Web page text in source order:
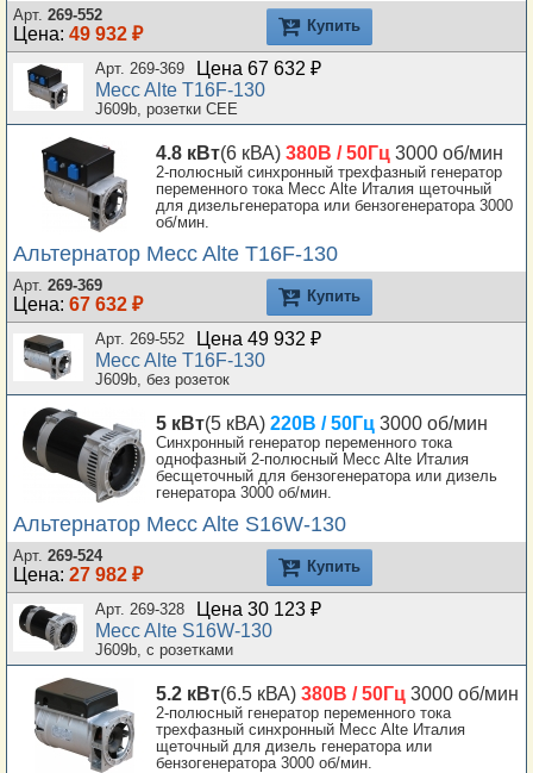
Арт. 269-552
Цена: 49 932 ₽ Купить
Арт. 269-369
Цена 67 632 ₽
Mecc Alte T16F-130
J609b, розетки CEE
4.8 кВт(6 кВА) 380В / 50Гц 3000 об/мин
2-полюсный синхронный трехфазный генератор
переменного тока Mecc Alte Италия щеточный
для дизельгенератора или бензогенератора 3000
об/мин.
Альтернатор Mecc Alte T16F-130
Арт. 269-369
Цена: 67 632 ₽ Купить
Арт. 269-552
Цена 49 932 ₽
Mecc Alte T16F-130
J609b, без розеток
5 кВт(5 кВА) 220В / 50Гц 3000 об/мин
Синхронный генератор переменного тока
однофазный 2-полюсный Mecc Alte Италия
бесщеточный для бензогенератора или дизель
генератора 3000 об/мин.
Альтернатор Mecc Alte S16W-130
Арт. 269-524
Цена: 27 982 ₽ Купить
Арт. 269-328
Цена 30 123 ₽
Mecc Alte S16W-130
J609b, с розетками
5.2 кВт(6.5 кВА) 380В / 50Гц 3000 об/мин
2-полюсный генератор переменного тока
трехфазный синхронный Mecc Alte Италия
щеточный для дизель генератора или
бензогенератора 3000 об/мин.